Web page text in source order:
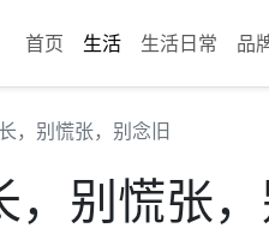
首页 生活 生活日常 品
，别慌张，别念旧
，别慌张